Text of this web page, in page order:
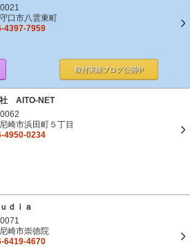
口市八雲東町
4397-7959
取付実績ブログ公開中
AITO-NET
崎市浜田町５丁目
4950-0234
ｄｉａ
崎市崇徳院
6419-4670